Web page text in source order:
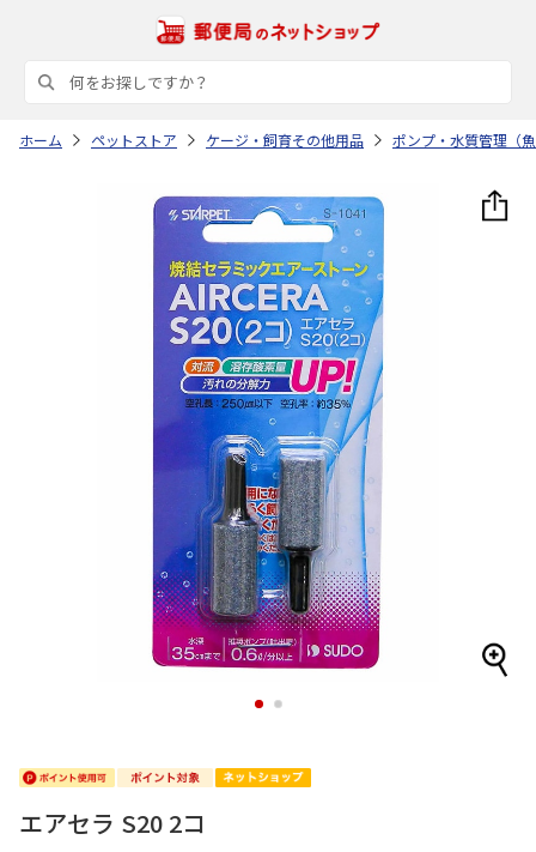
ホーム ペットストア ケージ・飼育その他用品 ポンプ・水質管理（
1 2
エアセラ S20 2コ